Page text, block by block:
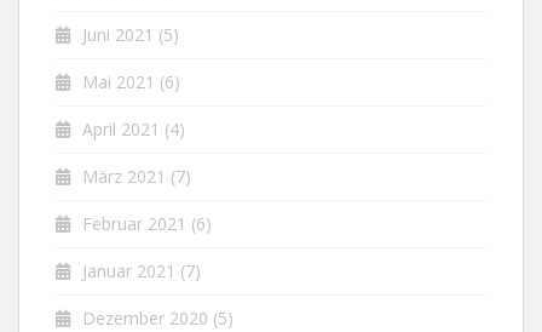
Juni 2021 (5)
Mai 2021 (6)
April 2021 (4)
März 2021 (7)
Februar 2021 (6)
Januar 2021 (7)
Dezember 2020 (5)